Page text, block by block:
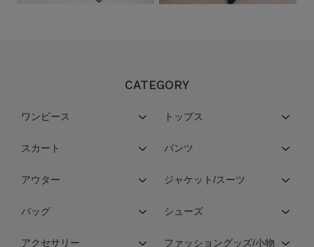
CATEGORY
ワンピース トップス
スカート パンツ
アウター ジャケット/スーツ
バッグ シューズ
アクセサリー ファッショングッズ/小物